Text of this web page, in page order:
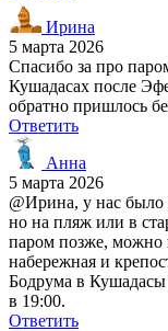
Ирина
5 марта 2026
Спасибо за про
Кушадасах после
обратно пришлось
Ответить
Анна
5 марта 2026
@Ирина, у нас было
но на пляж или в
паром позже, можно
набережная и
Бодрума в
в 19:00.
Ответить